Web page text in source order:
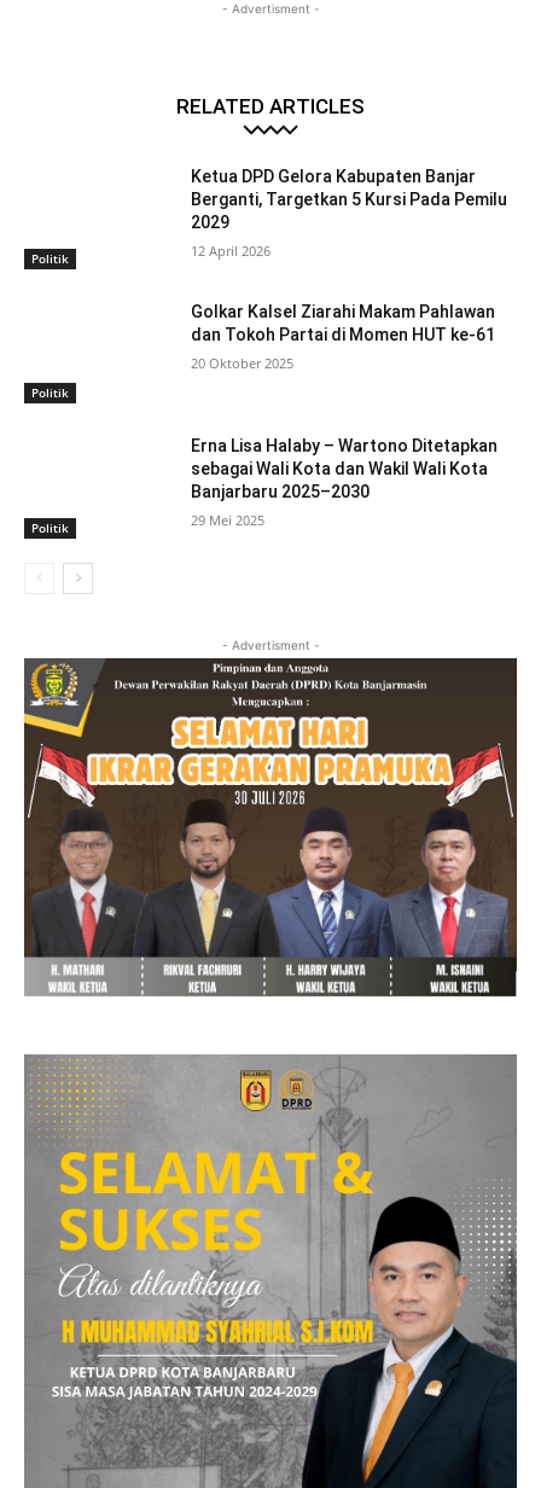
- Advertisment -
RELATED ARTICLES
Politik
Ketua DPD Gelora Kabupaten Banjar
Berganti, Targetkan 5 Kursi Pada Pemilu
2029
12 April 2026
Politik
Golkar Kalsel Ziarahi Makam Pahlawan
dan Tokoh Partai di Momen HUT ke-61
20 Oktober 2025
Politik
Erna Lisa Halaby – Wartono Ditetapkan
sebagai Wali Kota dan Wakil Wali Kota
Banjarbaru 2025–2030
29 Mei 2025
- Advertisment -